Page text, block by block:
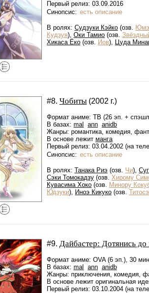
Первый релиз: 03.09.2016
Синопсис: есть описание
В ролях: Судзуки Кэйко (озв.
Кудзуя), Оки Тамио (озв.
Хикаса Ёко (озв. Иов), Цуда
#8. Чобиты (2002 г.)
Формат аниме: ТВ (26 эп. +
В базах: mal ann anidb
Жанры: романтика, комедия,
В основе лежит манга
Первый релиз: 03.04.2002 (на
Синопсис: есть описание
В ролях: Танака Риэ (озв. Чи),
Сэки Томокадзу (озв. Хирому
Кувасима Хоко (озв. Минору
Юдзуки), Иноэ Кикуко (озв.
#9. Дайбастер: Дотянись до
Формат аниме: OVA (6 эп.), 30
В базах: mal ann anidb
Жанры: приключения, комедия,
В основе лежит оригинальная
Первый релиз: 03.10.2004 (на